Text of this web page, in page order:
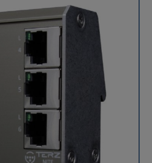
IP30, garantit une excellente
mécaniques ou
et couvre une plage étendue
protections intégrées contre
ainsi qu’une limitation du
sécurité renforcée lors de
simplifier le câblage. Grâce
35 mm, l’installation est
pour les armoires
5 ports est une solution
pour les
de communication